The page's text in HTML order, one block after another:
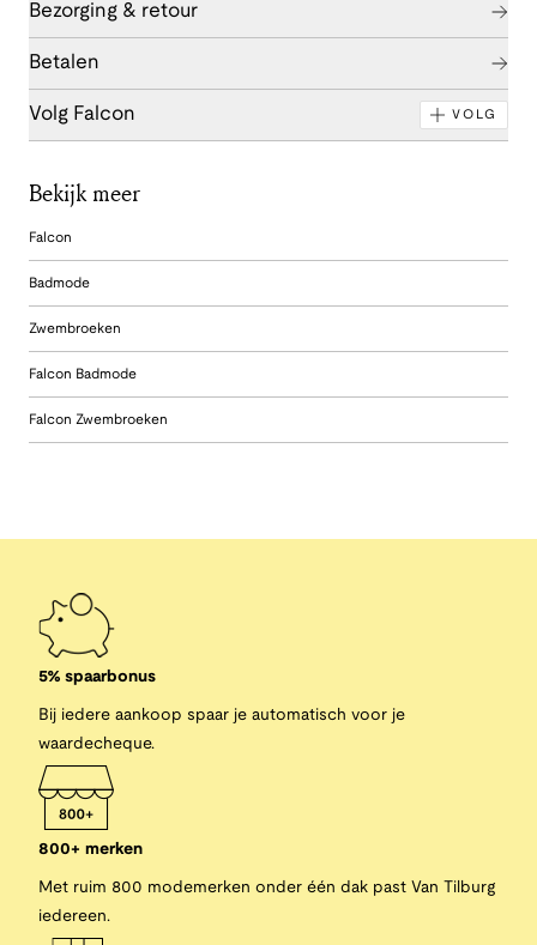
Bezorging & retour
Betalen
Volg Falcon VOLG
Bekijk meer
Falcon
Badmode
Zwembroeken
Falcon Badmode
Falcon Zwembroeken
5% spaarbonus
Bij iedere aankoop spaar je automatisch voor je
waardecheque.
800+ merken
Met ruim 800 modemerken onder één dak past Van Tilburg
iedereen.